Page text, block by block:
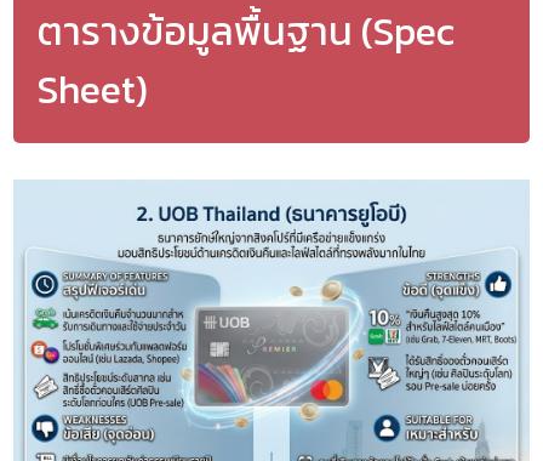
ตารางข้อมูลพื้นฐาน (Spec
Sheet)